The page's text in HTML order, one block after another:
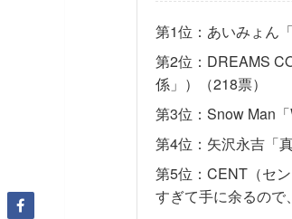
第1位：あいみょん
第2位：DREAMS
係」）（218票）
第3位：Snow Man
第4位：矢沢永吉「
第5位：CENT（セ
すぎて手に余るので